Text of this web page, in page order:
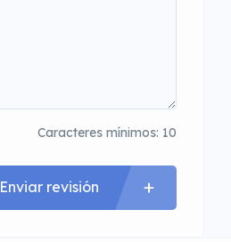
Caracteres mínimos: 10
Enviar revisión